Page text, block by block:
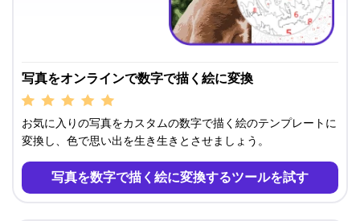
写真をオンラインで数字で描く絵に変換
お気に入りの写真をカスタムの数字で描く絵のテンプレートに
変換し、色で思い出を生き生きとさせましょう。
写真を数字で描く絵に変換するツールを試す